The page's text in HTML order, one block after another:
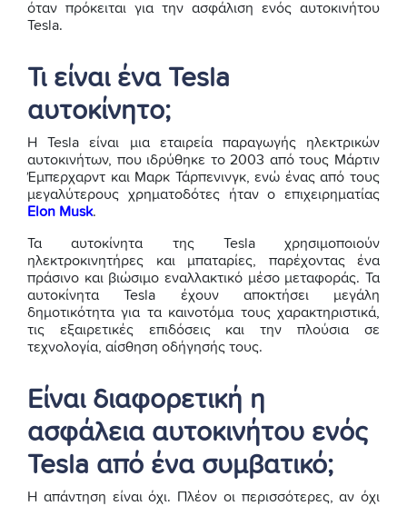
όταν πρόκειται για την ασφάλιση ενός αυτοκινήτου
Tesla.
Τι είναι ένα Tesla
αυτοκίνητο;
Η Tesla είναι μια εταιρεία παραγωγής ηλεκτρικών
αυτοκινήτων, που ιδρύθηκε το 2003 από τους Μάρτιν
Έμπερχαρντ και Μαρκ Τάρπενινγκ, ενώ ένας από τους
μεγαλύτερους χρηματοδότες ήταν ο επιχειρηματίας
Elon Musk.
Τα αυτοκίνητα της Tesla χρησιμοποιούν
ηλεκτροκινητήρες και μπαταρίες, παρέχοντας ένα
πράσινο και βιώσιμο εναλλακτικό μέσο μεταφοράς. Τα
αυτοκίνητα Tesla έχουν αποκτήσει μεγάλη
δημοτικότητα για τα καινοτόμα τους χαρακτηριστικά,
τις εξαιρετικές επιδόσεις και την πλούσια σε
τεχνολογία, αίσθηση οδήγησής τους.
Eίναι διαφορετική η
ασφάλεια αυτοκινήτου ενός
Tesla από ένα συμβατικό;
Η απάντηση είναι όχι. Πλέον οι περισσότερες, αν όχι